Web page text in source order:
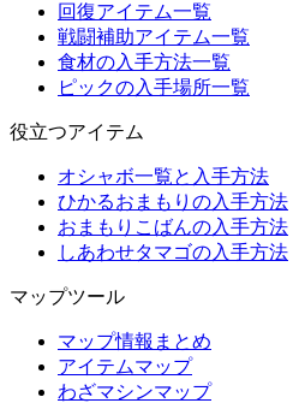
回復アイテム一覧
戦闘補助アイテム一覧
食材の入手方法一覧
ピックの入手場所一覧
役立つアイテム
オシャボ一覧と入手方法
ひかるおまもりの入手方法
おまもりこばんの入手方法
しあわせタマゴの入手方法
マップツール
マップ情報まとめ
アイテムマップ
わざマシンマップ